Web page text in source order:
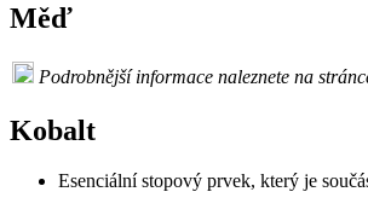
Měď
Podrobnější informace naleznete na
Kobalt
Esenciální stopový prvek, který je